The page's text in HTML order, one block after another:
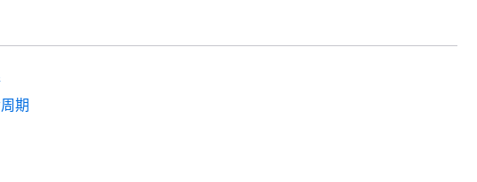
期